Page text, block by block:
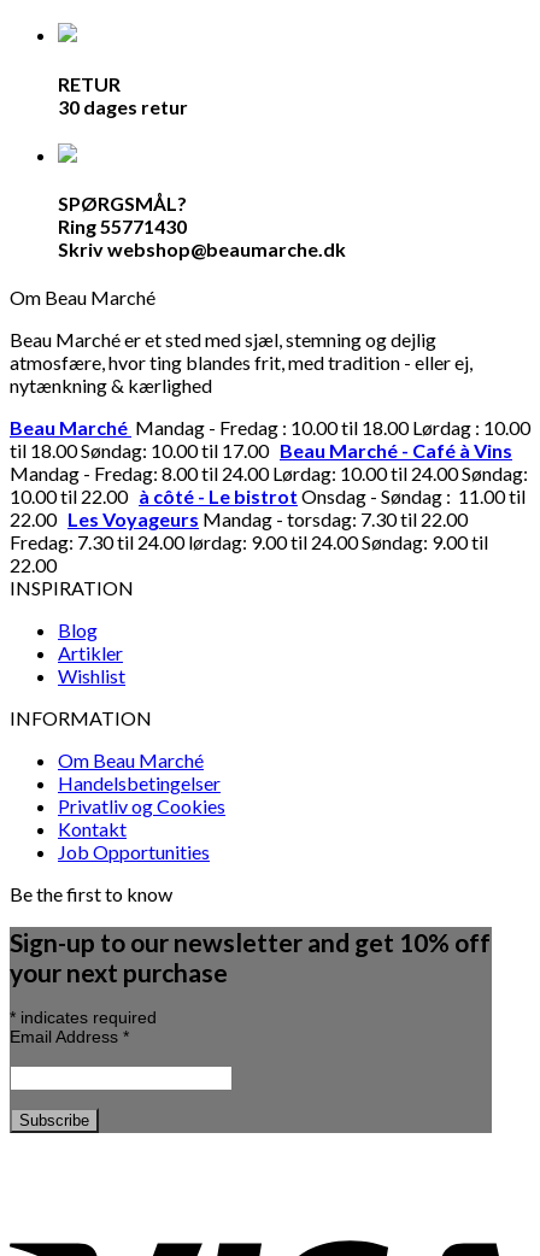
RETUR
30 dages retur
SPØRGSMÅL?
Ring 55771430
Skriv webshop@beaumarche.dk
Om Beau Marché
Beau Marché er et sted med sjæl, stemning og dejlig
atmosfære, hvor ting blandes frit, med tradition - eller ej,
nytænkning & kærlighed
Beau Marché Mandag - Fredag : 10.00 til 18.00 Lørdag : 10.00
til 18.00 Søndag: 10.00 til 17.00 Beau Marché - Café à Vins
Mandag - Fredag: 8.00 til 24.00 Lørdag: 10.00 til 24.00 Søndag:
10.00 til 22.00 à côté - Le bistrot Onsdag - Søndag : 11.00 til
22.00 Les Voyageurs Mandag - torsdag: 7.30 til 22.00
Fredag: 7.30 til 24.00 lørdag: 9.00 til 24.00 Søndag: 9.00 til
22.00
INSPIRATION
Blog
Artikler
Wishlist
INFORMATION
Om Beau Marché
Handelsbetingelser
Privatliv og Cookies
Kontakt
Job Opportunities
Be the first to know
Sign-up to our newsletter and get 10% off
your next purchase
* indicates required
Email Address *